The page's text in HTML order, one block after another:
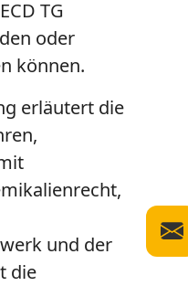
TG
oder
können.
erläutert die
und der
die